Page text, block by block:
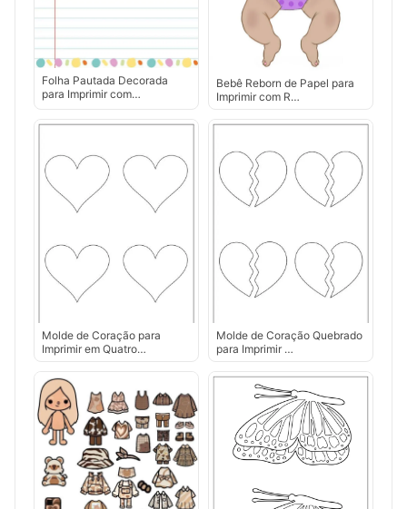
Folha Pautada Decorada
para Imprimir com…
Bebê Reborn de Papel para
Imprimir com R…
Molde de Coração para
Imprimir em Quatro…
Molde de Coração Quebrado
para Imprimir …